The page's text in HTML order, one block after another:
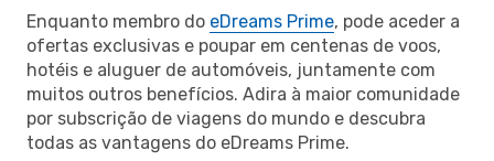
Enquanto membro do eDreams Prime, pode aceder a
ofertas exclusivas e poupar em centenas de voos,
hotéis e aluguer de automóveis, juntamente com
muitos outros benefícios. Adira à maior comunidade
por subscrição de viagens do mundo e descubra
todas as vantagens do eDreams Prime.